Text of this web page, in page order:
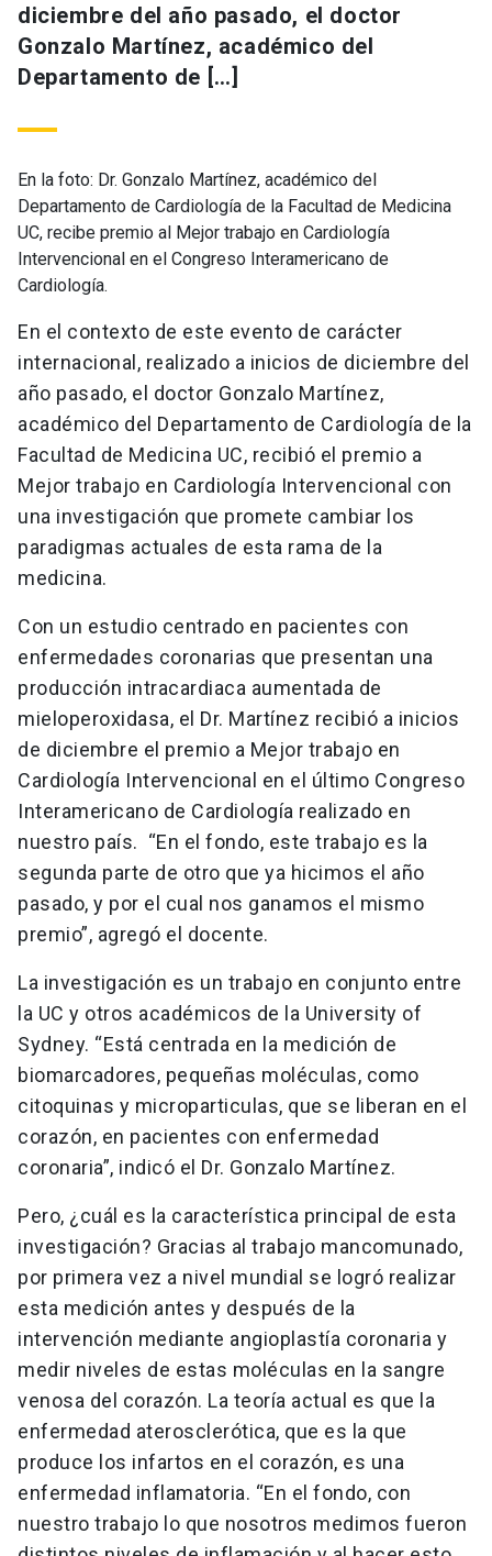
diciembre del año pasado, el doctor
Gonzalo Martínez, académico del
Departamento de […]
En la foto: Dr. Gonzalo Martínez, académico del
Departamento de Cardiología de la Facultad de Medicina
UC, recibe premio al Mejor trabajo en Cardiología
Intervencional en el Congreso Interamericano de
Cardiología.
En el contexto de este evento de carácter
internacional, realizado a inicios de diciembre del
año pasado, el doctor Gonzalo Martínez,
académico del Departamento de Cardiología de la
Facultad de Medicina UC, recibió el premio a
Mejor trabajo en Cardiología Intervencional con
una investigación que promete cambiar los
paradigmas actuales de esta rama de la
medicina.
Con un estudio centrado en pacientes con
enfermedades coronarias que presentan una
producción intracardiaca aumentada de
mieloperoxidasa, el Dr. Martínez recibió a inicios
de diciembre el premio a Mejor trabajo en
Cardiología Intervencional en el último Congreso
Interamericano de Cardiología realizado en
nuestro país. “En el fondo, este trabajo es la
segunda parte de otro que ya hicimos el año
pasado, y por el cual nos ganamos el mismo
premio”, agregó el docente.
La investigación es un trabajo en conjunto entre
la UC y otros académicos de la University of
Sydney. “Está centrada en la medición de
biomarcadores, pequeñas moléculas, como
citoquinas y microparticulas, que se liberan en el
corazón, en pacientes con enfermedad
coronaria”, indicó el Dr. Gonzalo Martínez.
Pero, ¿cuál es la característica principal de esta
investigación? Gracias al trabajo mancomunado,
por primera vez a nivel mundial se logró realizar
esta medición antes y después de la
intervención mediante angioplastía coronaria y
medir niveles de estas moléculas en la sangre
venosa del corazón. La teoría actual es que la
enfermedad aterosclerótica, que es la que
produce los infartos en el corazón, es una
enfermedad inflamatoria. “En el fondo, con
nuestro trabajo lo que nosotros medimos fueron